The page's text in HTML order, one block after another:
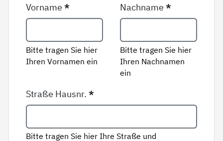
Vorname*
Bitte tragen Sie hier
Ihren Vornamen ein
Nachname*
Bitte tragen Sie hier
Ihren Nachnamen
ein
Straße Hausnr.*
Bitte tragen Sie hier Ihre Straße und